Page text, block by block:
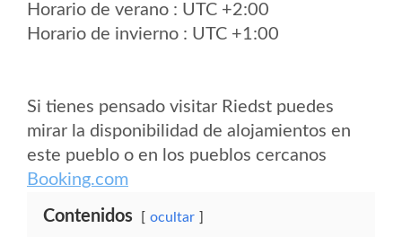
Horario de verano : UTC +2:00
Horario de invierno : UTC +1:00
Si tienes pensado visitar Riedst puedes
mirar la disponibilidad de alojamientos en
este pueblo o en los pueblos cercanos
Booking.com
Contenidos ocultar